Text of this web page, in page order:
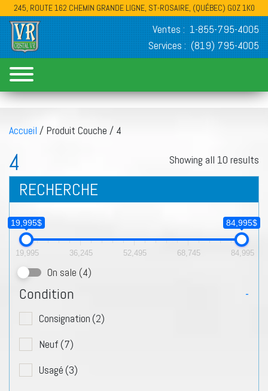
245, ROUTE 162 CHEMIN GRANDE LIGNE, ST-ROSAIRE, (QUÉBEC) G0Z 1K0
Ventes : 1-855-795-4005
Services : (819) 795-4005
Accueil / Produit Couche / 4
4 Showing all 10 results
RECHERCHE
19,995$ 84,995$
19,995 36,245 52,495 68,745 84,995
On sale (4)
Condition -
Consignation (2)
Neuf (7)
Usagé (3)